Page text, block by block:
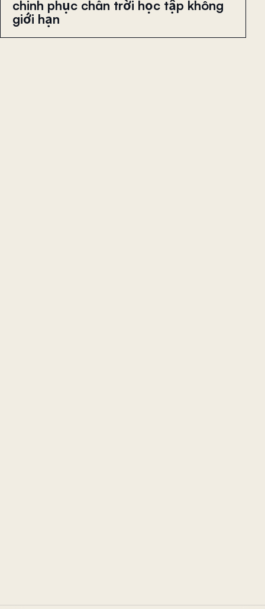
chinh phục chân trời học tập không
giới hạn